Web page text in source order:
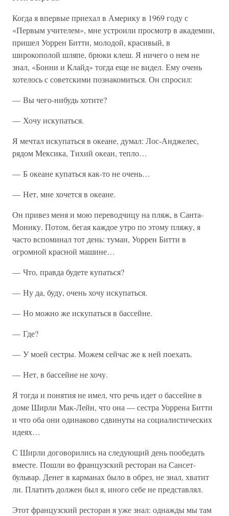
Когда я впервые приехал в Америку в 1969 году с
«Первым учителем», мне устроили просмотр в академии,
пришел Уоррен Битти, молодой, красивый, в
широкополой шляпе, брюки клеш. Я ничего о нем не
знал, «Бонни и Клайд» тогда еще не видел. Ему очень
хотелось с советскими познакомиться. Он спросил:
— Вы чего-нибудь хотите?
— Хочу искупаться.
Я мечтал искупаться в океане, думал: Лос-Анджелес,
рядом Мексика, Тихий океан, тепло…
— Б океане купаться как-то не очень…
— Нет, мне хочется в океане.
Он привез меня и мою переводчицу на пляж, в Санта-
Монику. Потом, бегая каждое утро по этому пляжу, я
часто вспоминал тот день: туман, Уоррен Битти в
огромной красной машине…
— Что, правда будете купаться?
— Ну да, буду, очень хочу искупаться.
— Но можно же искупаться в бассейне.
— Где?
— У моей сестры. Можем сейчас же к ней поехать.
— Нет, в бассейне не хочу.
Я тогда и понятия не имел, что речь идет о бассейне в
доме Ширли Мак-Лейн, что она — сестра Уоррена Битти
и что оба они одинаково сдвинуты на социалистических
идеях…
С Ширли договорились на следующий день пообедать
вместе. Пошли во французский ресторан на Сансет-
бульвар. Денег в карманах было в обрез, не знал, хватит
ли. Платить должен был я, иного себе не представлял.
Этот французский ресторан я уже знал: однажды мы там